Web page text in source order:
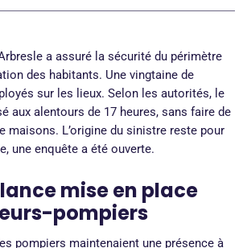
a assuré la sécurité du périmètre
des habitants. Une vingtaine de
sur les lieux. Selon les autorités, le
aux alentours de 17 heures, sans faire de
maisons. L’origine du sinistre reste pour
une enquête a été ouverte.
mise en place
pompiers
pompiers maintenaient une présence à